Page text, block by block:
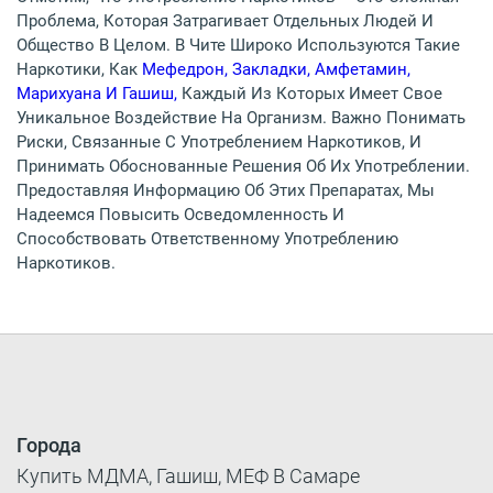
Проблема, Которая Затрагивает Отдельных Людей И
Общество В Целом. В Чите Широко Используются Такие
Наркотики, Как Мефедрон, Закладки, Амфетамин,
Марихуана И Гашиш, Каждый Из Которых Имеет Свое
Уникальное Воздействие На Организм. Важно Понимать
Риски, Связанные С Употреблением Наркотиков, И
Принимать Обоснованные Решения Об Их Употреблении.
Предоставляя Информацию Об Этих Препаратах, Мы
Надеемся Повысить Осведомленность И
Способствовать Ответственному Употреблению
Наркотиков.
Города
Купить МДМА, Гашиш, МЕФ В Самаре